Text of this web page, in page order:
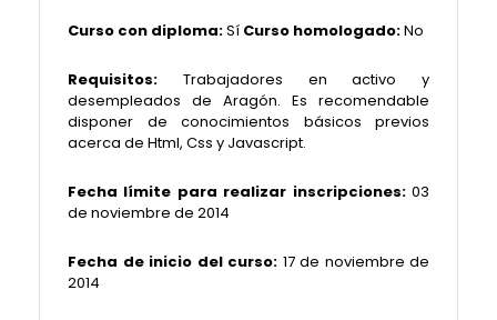
Curso con diploma:Sí Curso homologado:No
Requisitos: Trabajadores en activo y
desempleados de Aragón. Es recomendable
disponer de conocimientos básicos previos
acerca de Html, Css y Javascript.
Fecha límite para realizar inscripciones: 03
de noviembre de 2014
Fecha de inicio del curso: 17 de noviembre de
2014